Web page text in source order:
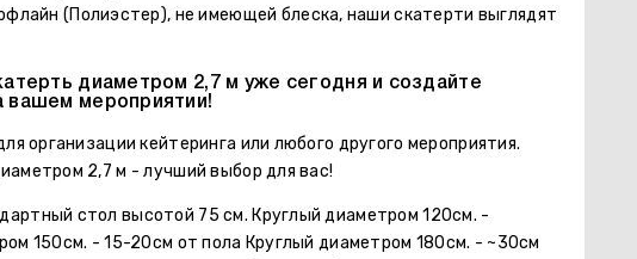
(Полиэстер), не имеющей блеска, наши скатерти выглядят
диаметром 2,7 м уже сегодня и создайте
вашем мероприятии!
организации кейтеринга или любого другого мероприятия.
2,7 м - лучший выбор для вас!
стол высотой 75 см. Круглый диаметром 120см. -
150см. - 15-20см от пола Круглый диаметром 180см. - ~30см